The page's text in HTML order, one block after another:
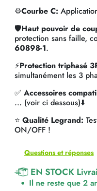
⚙️Courbe C:
🛡️Haut pouvoir de
protection sans faille,
60898-1.
⚡Protection triphasé
simultanément les 3
✅ Accessoires
... (voir ci dessous)⬇️
⭐ Qualité Legrand:
ON/OFF !
Questions et réponses
EN STOCK
Il ne reste que 2